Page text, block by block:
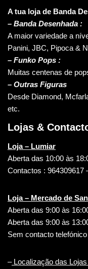
A tua loja de Banda
– Banda Desenhada :
A maior variedade a
Panini, JBC, Pipoca &
– Funko Pops :
Muitas centenas de
– Outras Figuras
Desde Diamond,
etc.
Lojas &
Loja – Lumiar
Aberta das 10:00 às
Contactos : 964309617
Loja – Mercado de
Aberta das 9:00 às
Aberta das 9:00 às
Sem contacto telefónico
–Localização das